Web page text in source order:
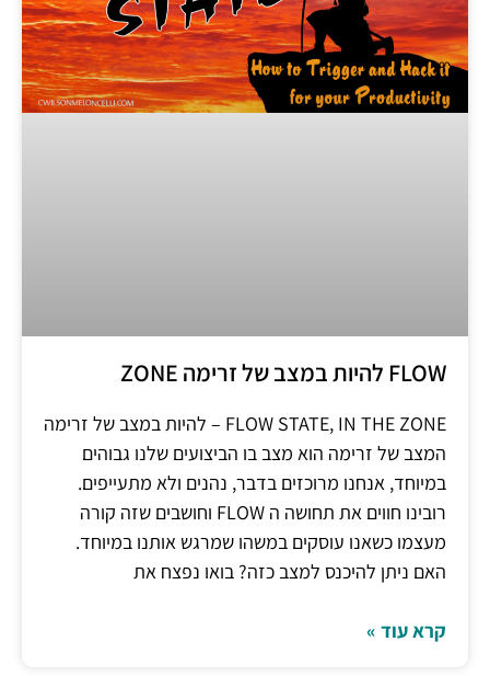
FLOW להיות במצב של זרימה ZONE
FLOW STATE, IN THE ZONE – להיות במצב של זרימה
המצב של זרימה הוא מצב בו הביצועים שלנו גבוהים
במיוחד, אנחנו מרוכזים בדבר, נהנים ולא מתעייפים.
רובינו חווים את תחושה ה FLOW וחושבים שזה קורה
מעצמו כשאנו עוסקים במשהו שמרגש אותנו במיוחד.
האם ניתן להיכנס למצב כזה? בואו נפצח את
קרא עוד »